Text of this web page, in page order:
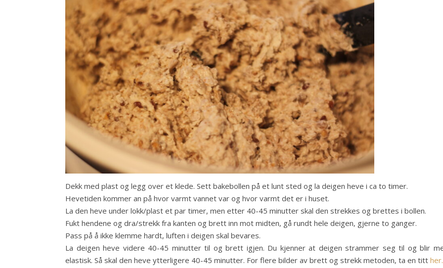
Dekk med plast og legg over et klede. Sett bakebollen på et lunt sted og la deigen heve i ca to timer.
Hevetiden kommer an på hvor varmt vannet var og hvor varmt det er i huset.
La den heve under lokk/plast et par timer, men etter 40-45 minutter skal den strekkes og brettes i bollen.
Fukt hendene og dra/strekk fra kanten og brett inn mot midten, gå rundt hele deigen, gjerne to ganger.
Pass på å ikke klemme hardt, luften i deigen skal bevares.
La deigen heve videre 40-45 minutter til og brett igjen. Du kjenner at deigen strammer seg til og blir
elastisk. Så skal den heve ytterligere 40-45 minutter. For flere bilder av brett og strekk metoden, ta en titt her.